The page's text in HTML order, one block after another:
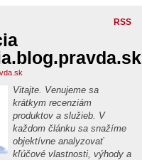
RSS
Vitajte. Venujeme sa
krátkym recenziám
produktov a služieb. V
každom článku sa snažíme
objektívne analyzovať
kľúčové vlastnosti, výhody a